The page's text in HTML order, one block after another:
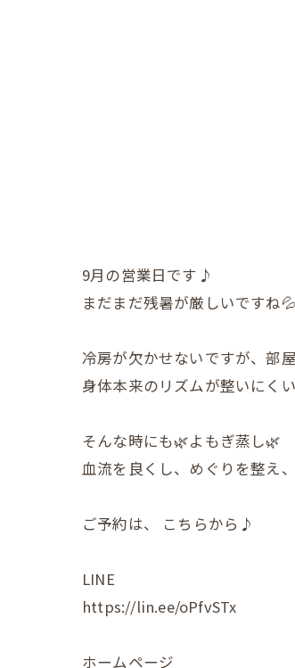
9月の営業日です♪
まだまだ残暑が厳しいですね💦
冷房が欠かせないですが、部
身体本来のリズムが整いにく
そんな時にも🌿よもぎ蒸し🌿
血流を良くし、めぐりを整え
ご予約は、 こちらから♪
LINE
https://lin.ee/oPfvSTx
ホームページ